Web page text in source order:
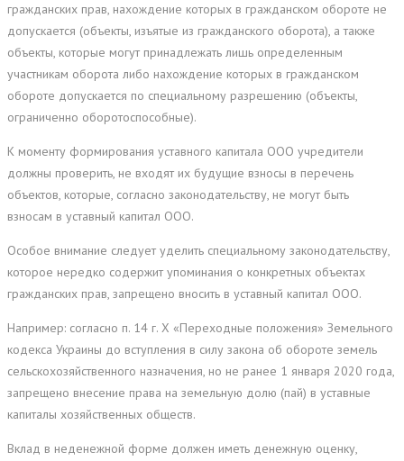
гражданских прав, нахождение которых в гражданском обороте не
допускается (объекты, изъятые из гражданского оборота), а также
объекты, которые могут принадлежать лишь определенным
участникам оборота либо нахождение которых в гражданском
обороте допускается по специальному разрешению (объекты,
ограниченно оборотоспособные).
К моменту формирования уставного капитала ООО учредители
должны проверить, не входят их будущие взносы в перечень
объектов, которые, согласно законодательству, не могут быть
взносам в уставный капитал ООО.
Особое внимание следует уделить специальному законодательству,
которое нередко содержит упоминания о конкретных объектах
гражданских прав, запрещено вносить в уставный капитал ООО.
Например: согласно п. 14 г. X «Переходные положения» Земельного
кодекса Украины до вступления в силу закона об обороте земель
сельскохозяйственного назначения, но не ранее 1 января 2020 года,
запрещено внесение права на земельную долю (пай) в уставные
капиталы хозяйственных обществ.
Вклад в неденежной форме должен иметь денежную оценку,